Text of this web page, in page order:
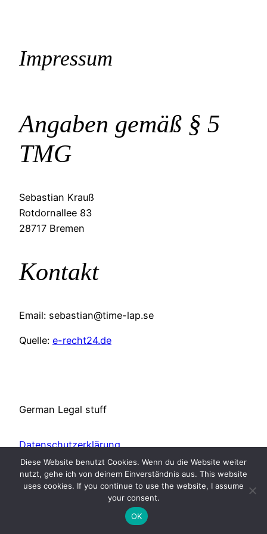
Impressum
Angaben gemäß § 5
TMG
Sebastian Krauß
Rotdornallee 83
28717 Bremen
Kontakt
Email: sebastian@time-lap.se
Quelle: e-recht24.de
German Legal stuff
Datenschutzerklärung
Impressum
Diese Website benutzt Cookies. Wenn du die Website weiter
nutzt, gehe ich von deinem Einverständnis aus. This website
uses cookies. If you continue to use the website, I assume
your consent.
OK